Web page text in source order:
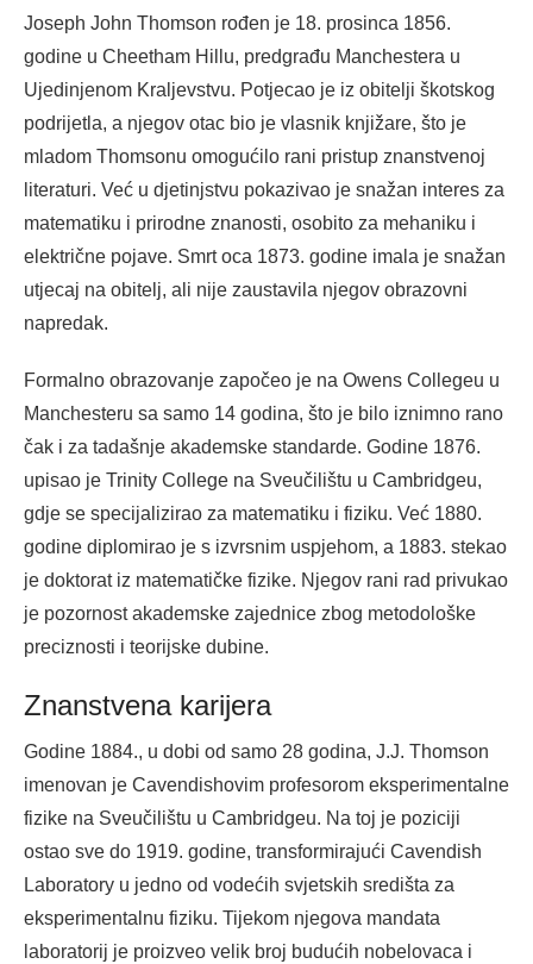
Joseph John Thomson rođen je 18. prosinca 1856.
godine u Cheetham Hillu, predgrađu Manchestera u
Ujedinjenom Kraljevstvu. Potjecao je iz obitelji škotskog
podrijetla, a njegov otac bio je vlasnik knjižare, što je
mladom Thomsonu omogućilo rani pristup znanstvenoj
literaturi. Već u djetinjstvu pokazivao je snažan interes za
matematiku i prirodne znanosti, osobito za mehaniku i
električne pojave. Smrt oca 1873. godine imala je snažan
utjecaj na obitelj, ali nije zaustavila njegov obrazovni
napredak.
Formalno obrazovanje započeo je na Owens Collegeu u
Manchesteru sa samo 14 godina, što je bilo iznimno rano
čak i za tadašnje akademske standarde. Godine 1876.
upisao je Trinity College na Sveučilištu u Cambridgeu,
gdje se specijalizirao za matematiku i fiziku. Već 1880.
godine diplomirao je s izvrsnim uspjehom, a 1883. stekao
je doktorat iz matematičke fizike. Njegov rani rad privukao
je pozornost akademske zajednice zbog metodološke
preciznosti i teorijske dubine.
Znanstvena karijera
Godine 1884., u dobi od samo 28 godina, J.J. Thomson
imenovan je Cavendishovim profesorom eksperimentalne
fizike na Sveučilištu u Cambridgeu. Na toj je poziciji
ostao sve do 1919. godine, transformirajući Cavendish
Laboratory u jedno od vodećih svjetskih središta za
eksperimentalnu fiziku. Tijekom njegova mandata
laboratorij je proizveo velik broj budućih nobelovaca i